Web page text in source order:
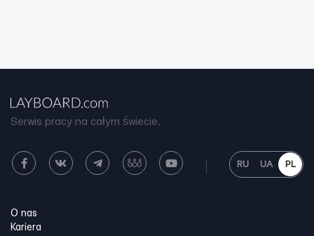
Serwis pracy na całym świecie.
RU UA PL
O nas
Kariera